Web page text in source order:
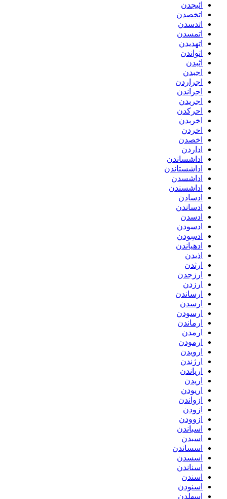
ائیجدن
اتخصدن
اتدسدن
اتمسدن
اتهدیدن
اتواندن
اثبدن
اجبدن
اجراردن
اجراندن
اجریدن
احرکدن
اخربدن
اخردن
اخصدن
اداردن
اداشساندن
اداشستاندن
اداشسدن
اداشسندن
ادسادن
ادساندن
ادسدن
ادسودن
ادسِودن
ادهیاندن
اذیدن
ارثدن
ارزجدن
ارزدن
ارساندن
ارسدن
ارسودن
ارماندن
ارمدن
ارمودن
ارویدن
ارژندن
اریاندن
اریدن
اریودن
ازواندن
ازودن
ازوودن
اسباندن
اسبدن
اسساندن
اسسدن
اسناندن
اسندن
اسنودن
اسهلدن